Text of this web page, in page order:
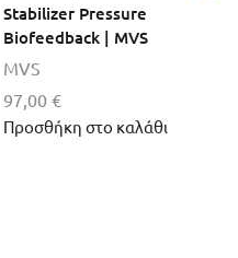
Stabilizer Pressure
Biofeedback | MVS
MVS
97,00 €
Προσθήκη στο καλάθι